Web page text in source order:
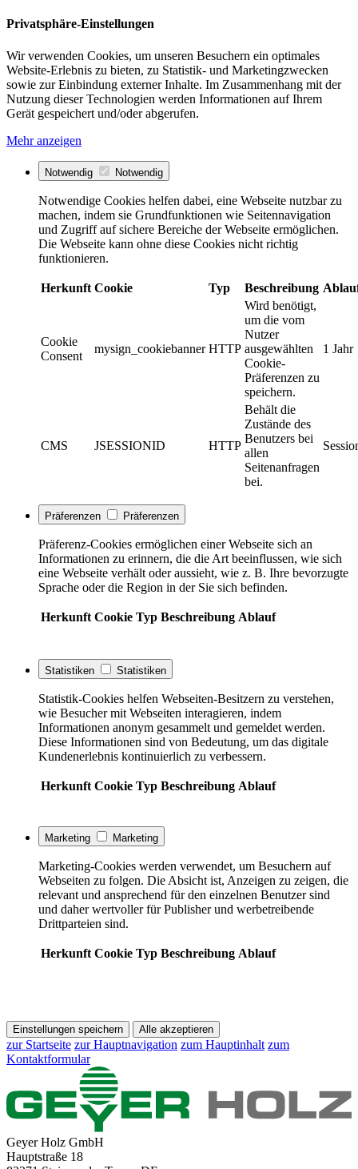
Privatsphäre-Einstellungen
Wir verwenden Cookies, um unseren Besuchern ein optimales
Website-Erlebnis zu bieten, zu Statistik- und Marketingzwecken
sowie zur Einbindung externer Inhalte. Im Zusammenhang mit der
Nutzung dieser Technologien werden Informationen auf Ihrem
Gerät gespeichert und/oder abgerufen.
Mehr anzeigen
Notwendig Notwendig
Notwendige Cookies helfen dabei, eine Webseite nutzbar zu
machen, indem sie Grundfunktionen wie Seitennavigation
und Zugriff auf sichere Bereiche der Webseite ermöglichen.
Die Webseite kann ohne diese Cookies nicht richtig
funktionieren.
Herkunft Cookie Typ Beschreibung
Cookie
Consent
mysign_cookiebanner HTTP
Wird benötigt,
um die vom
Nutzer
ausgewählten
Cookie-
Präferenzen zu
speichern.
1 Jahr
CMS JSESSIONID HTTP
Behält die
Zustände des
Benutzers bei
allen
Seitenanfragen
bei.
Präferenzen Präferenzen
Präferenz-Cookies ermöglichen einer Webseite sich an
Informationen zu erinnern, die die Art beeinflussen, wie sich
eine Webseite verhält oder aussieht, wie z. B. Ihre bevorzugte
Sprache oder die Region in der Sie sich befinden.
Herkunft Cookie Typ Beschreibung Ablauf
Statistiken Statistiken
Statistik-Cookies helfen Webseiten-Besitzern zu verstehen,
wie Besucher mit Webseiten interagieren, indem
Informationen anonym gesammelt und gemeldet werden.
Diese Informationen sind von Bedeutung, um das digitale
Kundenerlebnis kontinuierlich zu verbessern.
Herkunft Cookie Typ Beschreibung Ablauf
Marketing Marketing
Marketing-Cookies werden verwendet, um Besuchern auf
Webseiten zu folgen. Die Absicht ist, Anzeigen zu zeigen, die
relevant und ansprechend für den einzelnen Benutzer sind
und daher wertvoller für Publisher und werbetreibende
Drittparteien sind.
Herkunft Cookie Typ Beschreibung Ablauf
Einstellungen speichern Alle akzeptieren
zur Startseite zur Hauptnavigation zum Hauptinhalt zum
Kontaktformular
Geyer Holz GmbH
Hauptstraße 18